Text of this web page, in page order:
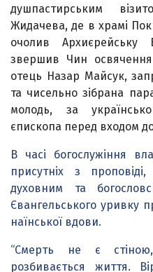
душпастирським
Жидачева, де в храмі
очолив Архиєрейську
звершив Чин освячення
отець Назар Майсук,
та чисельно зібрана
молодь, за
єпископа перед входом
В часі богослужіння
присутніх з
духовним та
Євангельського уривку
наїнської вдови.
“Смерть не є
розбивається життя.